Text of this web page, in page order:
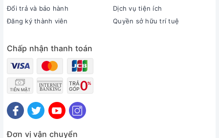
Đổi trả và bảo hành
Đăng ký thành viên
Dịch vụ tiện ích
Quyền sở hữu trí tuệ
Chấp nhận thanh toán
Đơn vị vận chuyển